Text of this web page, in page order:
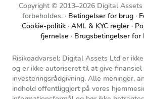
Copyright © 2013–2026 Digital
forbeholdes.
Betingelser for brug
Cookie-politik AML & KYC regler
fjernelse
Brugsbetingelser for
Risikoadvarsel: Digital Assets Ltd er
og er ikke autoriseret til at give
investeringsrådgivning. Alle meninger,
indhold offentliggjort på vores